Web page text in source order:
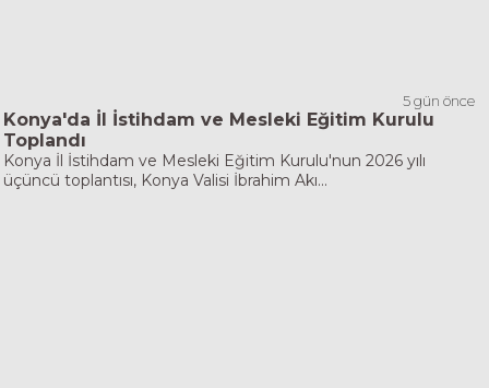
5 gün önce
Konya'da İl İstihdam ve Mesleki Eğitim Kurulu
Toplandı
Konya İl İstihdam ve Mesleki Eğitim Kurulu'nun 2026 yılı
üçüncü toplantısı, Konya Valisi İbrahim Akı...